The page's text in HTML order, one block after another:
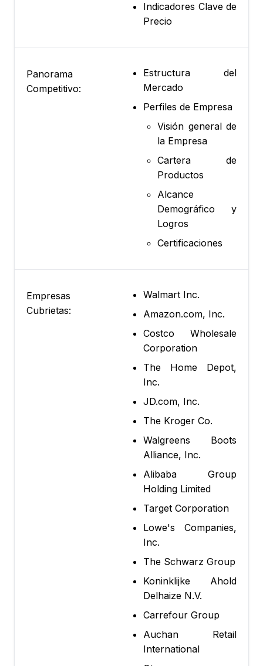
Indicadores Clave de
Precio
Panorama
Competitivo:
Estructura del
Mercado
Perfiles de Empresa
Visión general de
la Empresa
Cartera de
Productos
Alcance
Demográfico y
Logros
Certificaciones
Empresas
Cubrietas:
Walmart Inc.
Amazon.com, Inc.
Costco Wholesale
Corporation
The Home Depot,
Inc.
JD.com, Inc.
The Kroger Co.
Walgreens Boots
Alliance, Inc.
Alibaba Group
Holding Limited
Target Corporation
Lowe's Companies,
Inc.
The Schwarz Group
Koninklijke Ahold
Delhaize N.V.
Carrefour Group
Auchan Retail
International